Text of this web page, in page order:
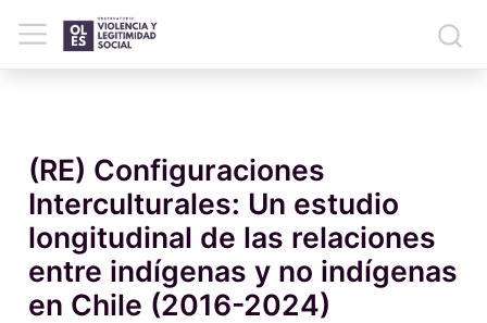
(RE) Configuraciones
Interculturales: Un estudio
longitudinal de las relaciones
entre indígenas y no indígenas
en Chile (2016-2024)